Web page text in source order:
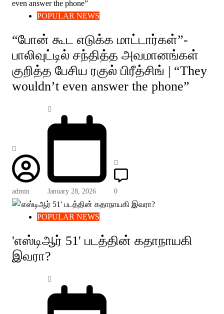
POPULAR NEWS
“போன் கூட எடுக்க மாட்டார்கள்”-
பாலிவுட்டில் சந்தித்த அவமானங்கள்
குறித்த பேசிய ரகுல் பிரீத்சிங் | “They
wouldn’t even answer the phone”
admin January 28, 2026 0
POPULAR NEWS
'எஸ்டிஆர் 51' படத்தின் கதாநாயகி
இவரா?